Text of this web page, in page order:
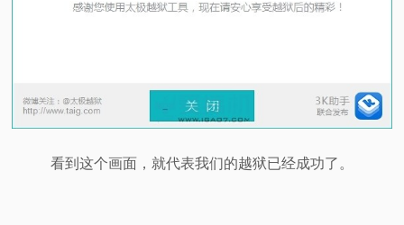
看到这个画面，就代表我们的越狱已经成功了。